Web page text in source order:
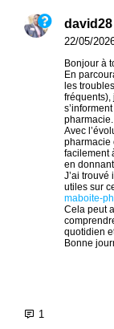
david28
22/05/
Bonjour à
En
les
fréquents),
pharmacie.
Avec
pharmacie
facilement
en
J’ai
utiles sur
maboite-
Cela peut
quotidien
Bonne